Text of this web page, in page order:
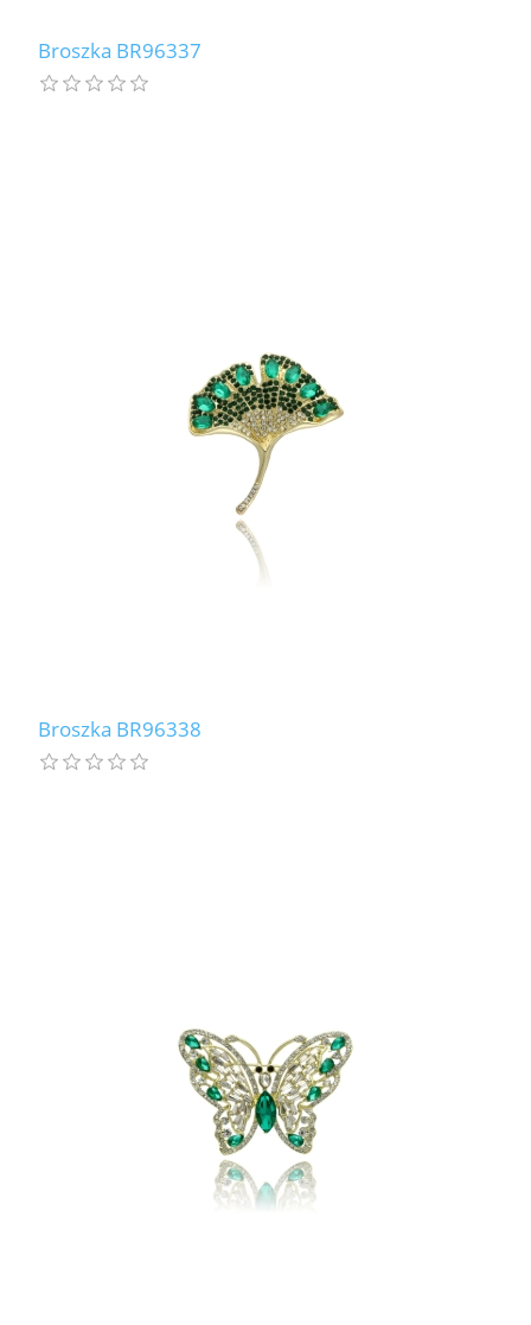
Broszka BR96337
Broszka BR96338